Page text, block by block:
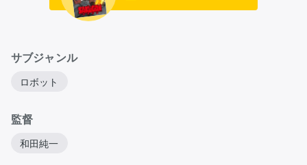
サブジャンル
ロボット
監督
和田純一